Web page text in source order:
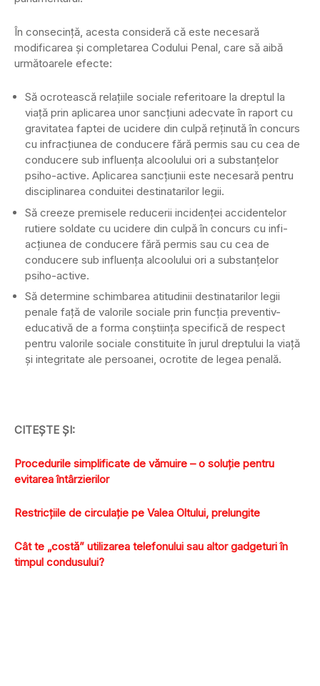
În consecinţă, acesta consideră că este necesară
modificarea şi completarea Codului Penal, care să aibă
următoarele efecte:
Să ocrotească relaţiile sociale referitoare la dreptul la
viaţă prin aplicarea unor sancţiuni adecvate în raport cu
gravitatea faptei de ucidere din culpă reţinută în concurs
cu infracţiunea de conducere fără permis sau cu cea de
conducere sub influenţa alcoolului ori a substanţelor
psiho-active. Aplicarea sancţiunii este necesară pentru
disciplinarea conduitei destinatarilor legii.
Să creeze premisele reducerii incidenţei accidentelor
rutiere soldate cu ucidere din culpă în concurs cu infi-
acţiunea de conducere fără permis sau cu cea de
conducere sub influenţa alcoolului ori a substanţelor
psiho-active.
Să determine schimbarea atitudinii destinatarilor legii
penale faţă de valorile sociale prin funcţia preventiv-
educativă de a forma conştiinţa specifică de respect
pentru valorile sociale constituite în jurul dreptului la viaţă
şi integritate ale persoanei, ocrotite de legea penală.
CITEŞTE ŞI:
Procedurile simplificate de vămuire – o soluţie pentru
evitarea întârzierilor
Restricţiile de circulaţie pe Valea Oltului, prelungite
Cât te „costă” utilizarea telefonului sau altor gadgeturi în
timpul condusului?